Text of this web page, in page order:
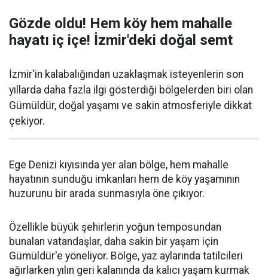
Gözde oldu! Hem köy hem mahalle
hayatı iç içe! İzmir'deki doğal semt
İzmir'in kalabalığından uzaklaşmak isteyenlerin son
yıllarda daha fazla ilgi gösterdiği bölgelerden biri olan
Gümüldür, doğal yaşamı ve sakin atmosferiyle dikkat
çekiyor.
Ege Denizi kıyısında yer alan bölge, hem mahalle
hayatının sunduğu imkanları hem de köy yaşamının
huzurunu bir arada sunmasıyla öne çıkıyor.
Özellikle büyük şehirlerin yoğun temposundan
bunalan vatandaşlar, daha sakin bir yaşam için
Gümüldür'e yöneliyor. Bölge, yaz aylarında tatilcileri
ağırlarken yılın geri kalanında da kalıcı yaşam kurmak